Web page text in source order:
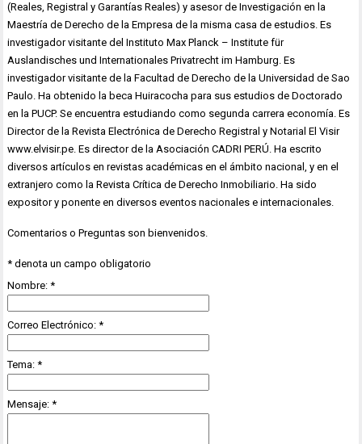
(Reales, Registral y Garantías Reales) y asesor de Investigación en la
Maestría de Derecho de la Empresa de la misma casa de estudios. Es
investigador visitante del Instituto Max Planck – Institute für
Auslandisches und Internationales Privatrecht im Hamburg. Es
investigador visitante de la Facultad de Derecho de la Universidad de Sao
Paulo. Ha obtenido la beca Huiracocha para sus estudios de Doctorado
en la PUCP. Se encuentra estudiando como segunda carrera economía. Es
Director de la Revista Electrónica de Derecho Registral y Notarial El Visir
www.elvisir.pe. Es director de la Asociación CADRI PERÚ. Ha escrito
diversos artículos en revistas académicas en el ámbito nacional, y en el
extranjero como la Revista Crítica de Derecho Inmobiliario. Ha sido
expositor y ponente en diversos eventos nacionales e internacionales.
Comentarios o Preguntas son bienvenidos.
* denota un campo obligatorio
Nombre: *
Correo Electrónico: *
Tema: *
Mensaje: *